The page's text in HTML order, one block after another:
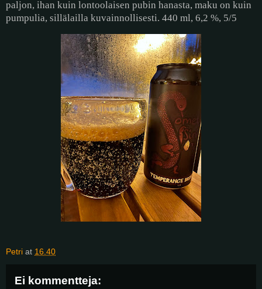
paljon, ihan kuin lontoolaisen pubin hanasta, maku on kuin
pumpulia, sillälailla kuvainnollisesti. 440 ml, 6,2 %, 5/5
Petri at 16.40
Ei kommentteja: